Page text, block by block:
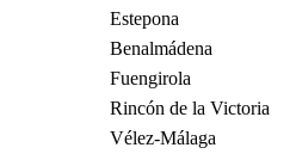
Estepona
Benalmádena
Fuengirola
Rincón de la Victoria
Vélez-Málaga